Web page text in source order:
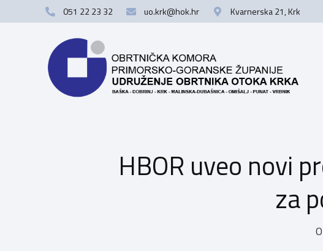
051 22 23 32 uo.krk@hok.hr Kvarnerska 21, Krk
HBOR uveo novi
za